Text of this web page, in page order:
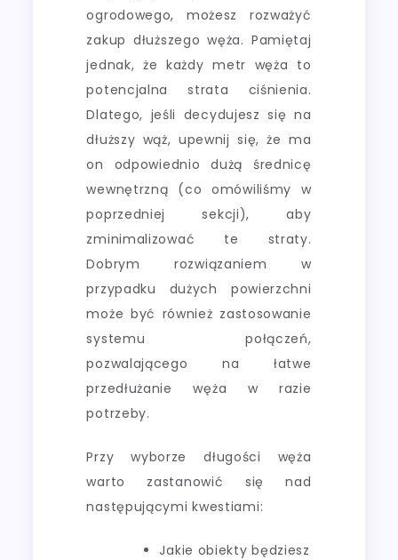
ogrodowego, możesz rozważyć
zakup dłuższego węża. Pamiętaj
jednak, że każdy metr węża to
potencjalna strata ciśnienia.
Dlatego, jeśli decydujesz się na
dłuższy wąż, upewnij się, że ma
on odpowiednio dużą średnicę
wewnętrzną (co omówiliśmy w
poprzedniej sekcji), aby
zminimalizować te straty.
Dobrym rozwiązaniem w
przypadku dużych powierzchni
może być również zastosowanie
systemu połączeń,
pozwalającego na łatwe
przedłużanie węża w razie
potrzeby.
Przy wyborze długości węża
warto zastanowić się nad
następującymi kwestiami:
Jakie obiekty będziesz